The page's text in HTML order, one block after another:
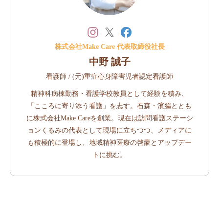
株式会社Make Care 代表取締役社長
中野 誠子
看護師 / (元)重症心身障害児者認定看護師
精神科病棟勤務・看護学校教員として経験を積み、
「こころに寄り添う看護」を志す。石森・濱𦚰ととも
に株式会社Make Careを創業。現在は訪問看護ステーシ
ョンくるみの代表として現場に立ちつつ、メディアに
も積極的に登場し、地域精神医療の啓蒙とアップデー
トに挑む。